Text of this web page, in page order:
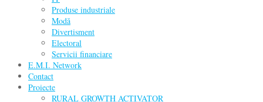
Produse industriale
Modă
Divertisment
Electoral
Servicii financiare
E.M.I. Network
Contact
Proiecte
RURAL GROWTH ACTIVATOR